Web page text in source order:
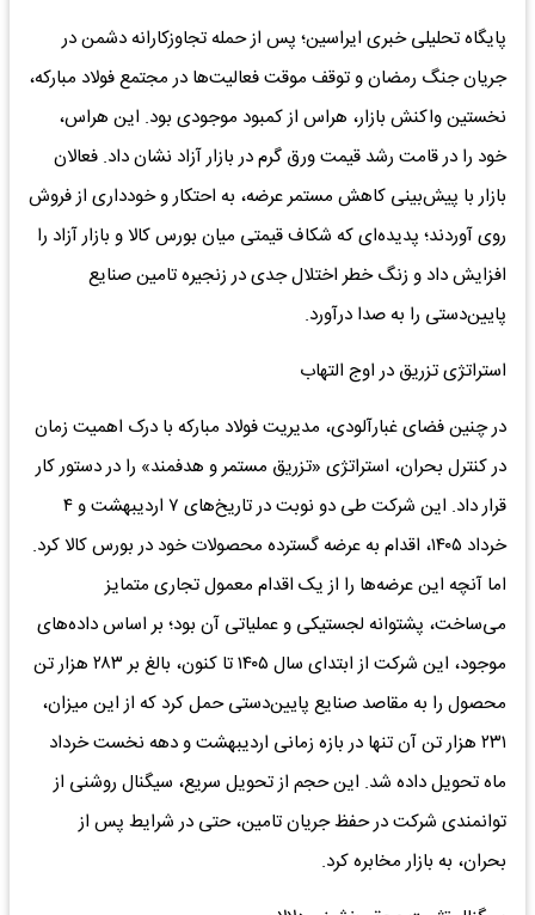
پایگاه تحلیلی خبری ایراسین؛ پس از حمله تجاوزکارانه دشمن در
جریان جنگ رمضان و توقف موقت فعالیت‌ها در مجتمع فولاد مبارکه،
نخستین واکنش بازار، هراس از کمبود موجودی بود. این هراس،
خود را در قامت رشد قیمت ورق گرم در بازار آزاد نشان داد. فعالان
بازار با پیش‌بینی کاهش مستمر عرضه، به احتکار و خودداری از فروش
روی آوردند؛ پدیده‌ای که شکاف قیمتی میان بورس کالا و بازار آزاد را
افزایش داد و زنگ خطر اختلال جدی در زنجیره تامین صنایع
پایین‌دستی را به صدا درآورد.
استراتژی تزریق در اوج التهاب
در چنین فضای غبارآلودی، مدیریت فولاد مبارکه با درک اهمیت زمان
در کنترل بحران، استراتژی «تزریق مستمر و هدفمند» را در دستور کار
قرار داد. این شرکت طی دو نوبت در تاریخ‌های ۷ اردیبهشت و ۴
خرداد ۱۴۰۵، اقدام به عرضه گسترده محصولات خود در بورس کالا کرد.
اما آنچه این عرضه‌ها را از یک اقدام معمول تجاری متمایز
می‌ساخت، پشتوانه لجستیکی و عملیاتی آن بود؛ بر اساس داده‌های
موجود، این شرکت از ابتدای سال ۱۴۰۵ تا کنون، بالغ بر ۲۸۳ هزار تن
محصول را به مقاصد صنایع پایین‌دستی حمل کرد که از این میزان،
۲۳۱ هزار تن آن تنها در بازه زمانی اردیبهشت و دهه نخست خرداد
ماه تحویل داده شد. این حجم از تحویل سریع، سیگنال روشنی از
توانمندی شرکت در حفظ جریان تامین، حتی در شرایط پس از
بحران، به بازار مخابره کرد.